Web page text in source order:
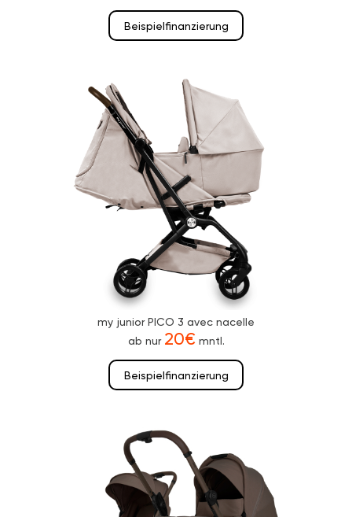
Beispielfinanzierung
my junior PICO 3 avec nacelle
ab nur 20€ mntl.
Beispielfinanzierung